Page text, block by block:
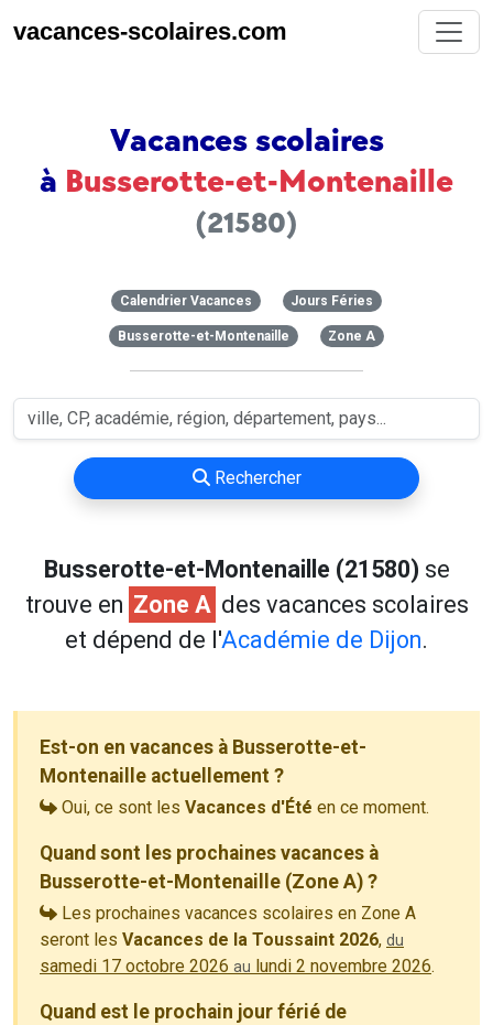
vacances-scolaires.com
Vacances scolaires
à Busserotte-et-Montenaille
(21580)
Calendrier Vacances Jours Féries
Busserotte-et-Montenaille Zone A
Rechercher
Busserotte-et-Montenaille (21580) se
trouve en Zone A des vacances scolaires
et dépend de l'Académie de Dijon.
Est-on en vacances à Busserotte-et-
Montenaille actuellement ?
Oui, ce sont les Vacances d'Été en ce moment.
Quand sont les prochaines vacances à
Busserotte-et-Montenaille (Zone A) ?
Les prochaines vacances scolaires en Zone A
seront les Vacances de la Toussaint 2026, du
samedi 17 octobre 2026 au lundi 2 novembre 2026.
Quand est le prochain jour férié de